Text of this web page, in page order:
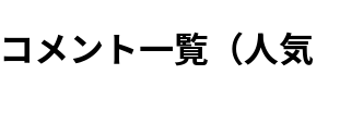
メント一覧（人気